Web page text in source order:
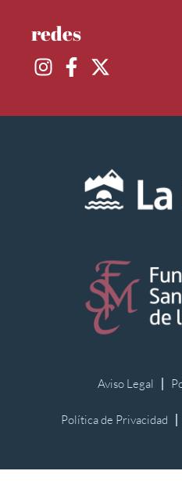
redes
Aviso Legal
Política de Privacidad